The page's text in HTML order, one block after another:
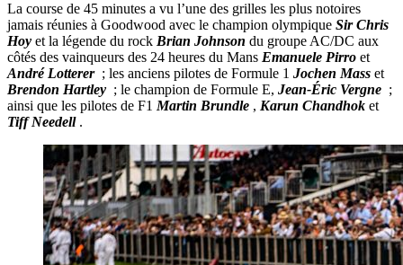
La course de 45 minutes a vu l’une des grilles les plus notoires
jamais réunies à Goodwood avec le champion olympique Sir Chris
Hoy et la légende du rock Brian Johnson du groupe AC/DC aux
côtés des vainqueurs des 24 heures du Mans Emanuele Pirro et
André Lotterer ; les anciens pilotes de Formule 1 Jochen Mass et
Brendon Hartley ; le champion de Formule E, Jean-Éric Vergne ;
ainsi que les pilotes de F1Martin Brundle , Karun Chandhok et
Tiff Needell .